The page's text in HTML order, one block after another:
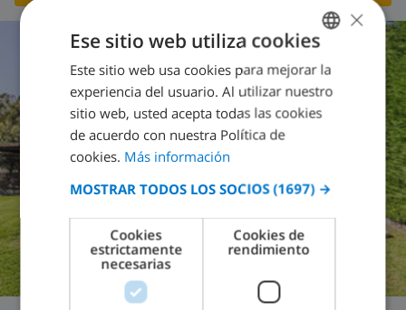
SPANISH
DUTCH
FRENCH
GERMAN
CATALAN
ITALIAN
DANISH
×
Ese sitio web utiliza cookies
Este sitio web usa cookies para mejorar la
experiencia del usuario. Al utilizar nuestro
sitio web, usted acepta todas las cookies
de acuerdo con nuestra Política de
cookies. Más información
MOSTRAR TODOS LOS SOCIOS (1697) →
Cookies
estrictamente
necesarias
Cookies de
rendimiento